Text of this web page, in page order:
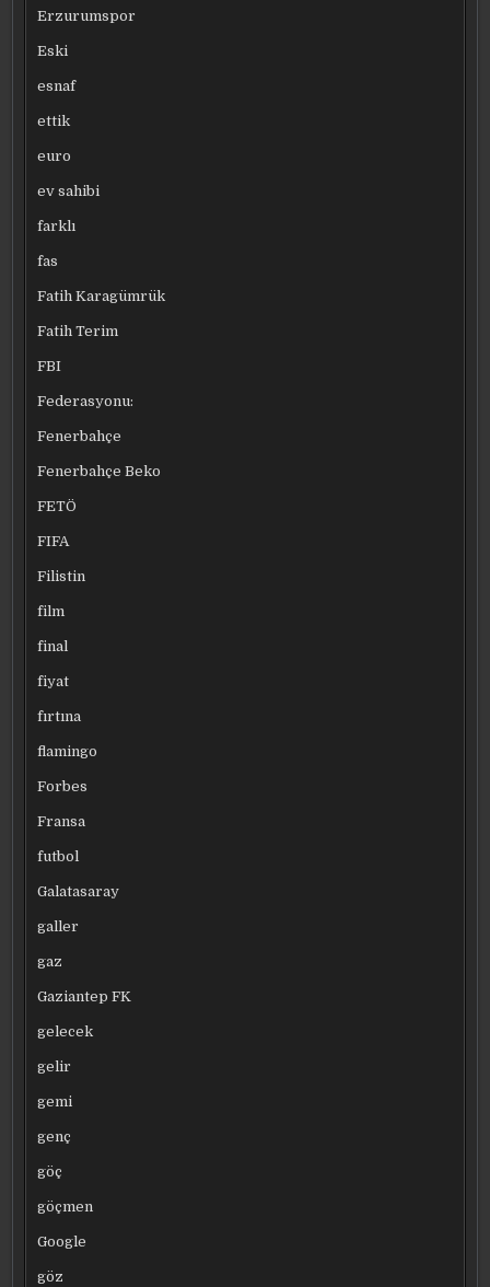
Erzurumspor
Eski
esnaf
ettik
euro
ev sahibi
farklı
fas
Fatih Karagümrük
Fatih Terim
FBI
Federasyonu:
Fenerbahçe
Fenerbahçe Beko
FETÖ
FIFA
Filistin
film
final
fiyat
fırtına
flamingo
Forbes
Fransa
futbol
Galatasaray
galler
gaz
Gaziantep FK
gelecek
gelir
gemi
genç
göç
göçmen
Google
göz